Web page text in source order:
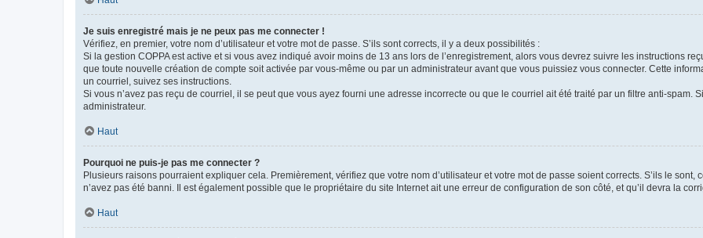
Je suis enregistré mais je ne peux pas me connecter !
Vérifiez, en premier, votre nom d’utilisateur et votre mot de passe. S’ils sont corrects, il y a deux possibilités :
Si la gestion COPPA est active et si vous avez indiqué avoir moins de 13 ans lors de l’enregistrement, alors vous devrez suivre les instructions
que toute nouvelle création de compte soit activée par vous-même ou par un administrateur avant que vous puissiez vous connecter. Cette
un courriel, suivez ses instructions.
Si vous n’avez pas reçu de courriel, il se peut que vous ayez fourni une adresse incorrecte ou que le courriel ait été traité par un filtre anti-spam.
administrateur.
Haut
Pourquoi ne puis-je pas me connecter ?
Plusieurs raisons pourraient expliquer cela. Premièrement, vérifiez que votre nom d’utilisateur et votre mot de passe soient corrects. S’ils le
n’avez pas été banni. Il est également possible que le propriétaire du site Internet ait une erreur de configuration de son côté, et qu’il devra la
Haut